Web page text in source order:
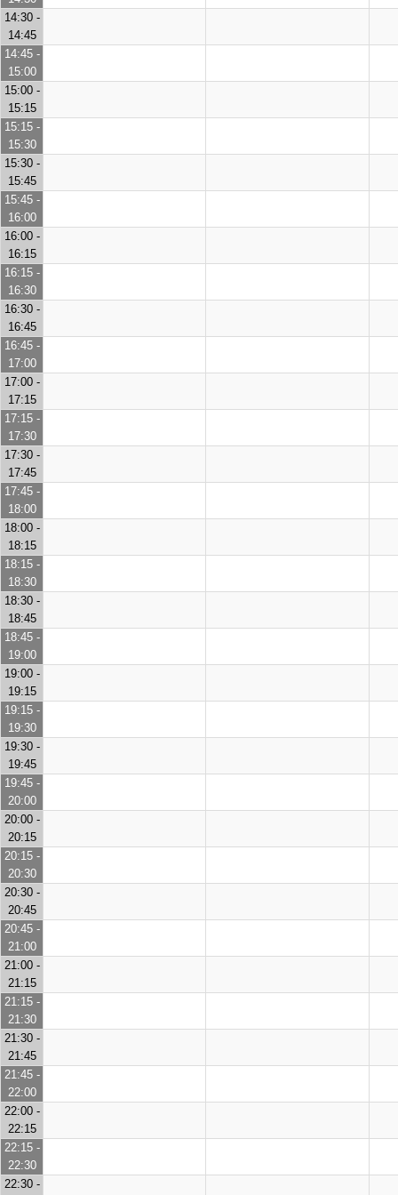
14:30 -
14:45
14:45 -
15:00
15:00 -
15:15
15:15 -
15:30
15:30 -
15:45
15:45 -
16:00
16:00 -
16:15
16:15 -
16:30
16:30 -
16:45
16:45 -
17:00
17:00 -
17:15
17:15 -
17:30
17:30 -
17:45
17:45 -
18:00
18:00 -
18:15
18:15 -
18:30
18:30 -
18:45
18:45 -
19:00
19:00 -
19:15
19:15 -
19:30
19:30 -
19:45
19:45 -
20:00
20:00 -
20:15
20:15 -
20:30
20:30 -
20:45
20:45 -
21:00
21:00 -
21:15
21:15 -
21:30
21:30 -
21:45
21:45 -
22:00
22:00 -
22:15
22:15 -
22:30
22:30 -